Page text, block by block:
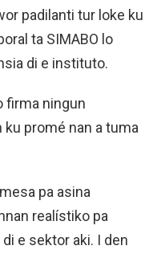
padilanti tur loke ku
ta SIMABO lo
di e instituto.
firma ningun
promé nan a tuma
pa asina
realístiko pa
e sektor aki. I den